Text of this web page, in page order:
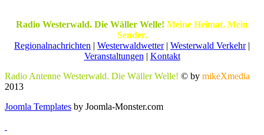
Radio Westerwald. Die Wäller Welle! Meine Heimat. Mein
Sender.
Regionalnachrichten | Westerwaldwetter| Westerwald Verkehr|
Veranstaltungen | Kontakt
Radio Antenne Westerwald. Die Wäller Welle! © by mikeXmedia
2013
Joomla Templates by Joomla-Monster.com